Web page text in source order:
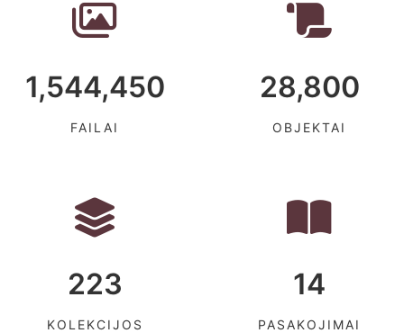
1,544,450
FAILAI
28,800
OBJEKTAI
223
KOLEKCIJOS
14
PASAKOJIMAI